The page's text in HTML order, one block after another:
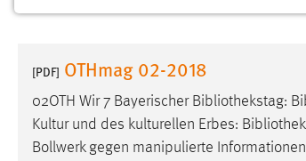
[PDF] OTHmag 02-2018
02OTH Wir 7 Bayerischer Bibliothekstag:
Kultur und des kulturellen Erbes:
Bollwerk gegen manipulierte
Website erforderlich.
Einverständnis
Name: cookie_consent